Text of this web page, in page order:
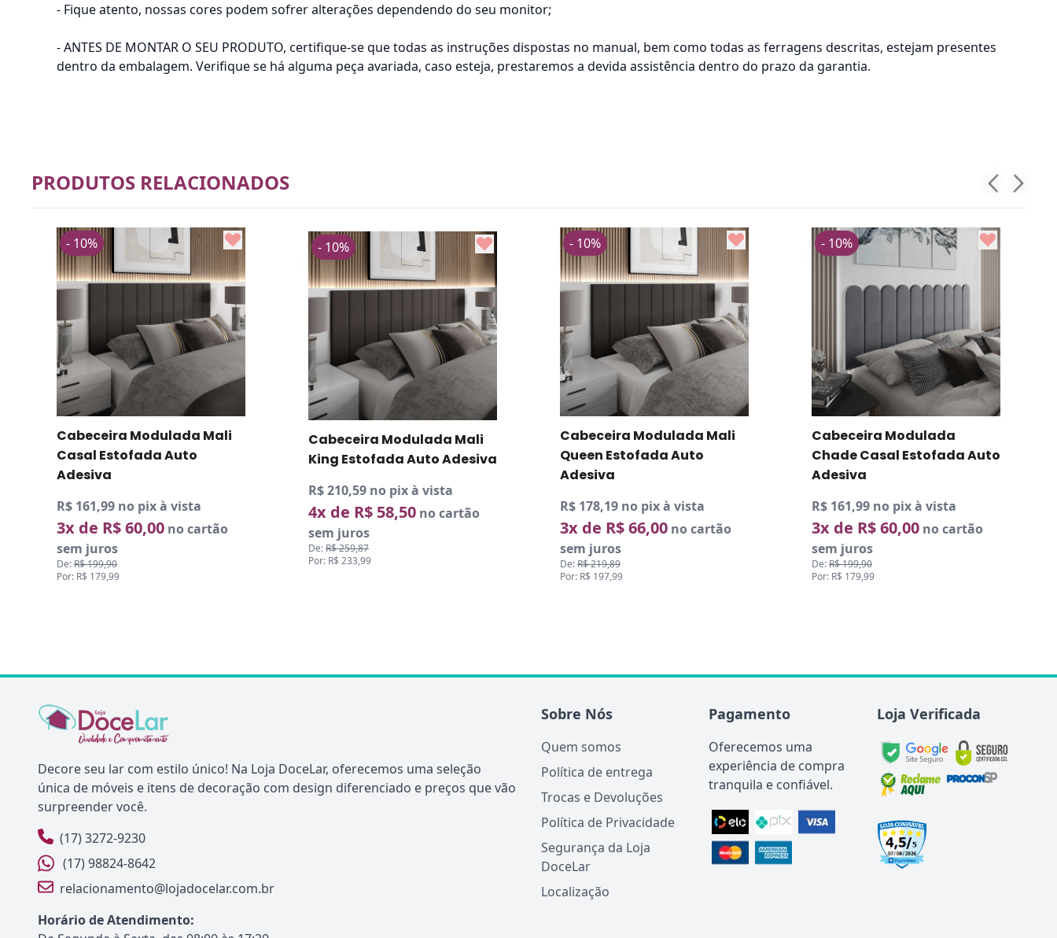
- Fique atento, nossas cores podem sofrer alterações dependendo do seu monitor;
- ANTES DE MONTAR O SEU PRODUTO, certifique-se que todas as instruções dispostas no manual, bem como todas as ferragens descritas, estejam presentes
dentro da embalagem. Verifique se há alguma peça avariada, caso esteja, prestaremos a devida assistência dentro do prazo da garantia.
PRODUTOS RELACIONADOS
Cabeceira Modulada Mali
King Estofada Auto Adesiva
4x de R$ 58,50no cartão
sem juros
De:R$ 259,87
Por: R$ 233,99
- 10%
Cabeceira Modulada Mali
Queen Estofada Auto
R$ 178,19 no pix à vista
3x de R$ 66,00
sem juros
De: R$ 219,89
- 10%
Cabeceira Modulada
Chade Casal Estofada Auto
Adesiva
R$ 161,99 no pix à vista
3x de R$ 60,00 no cartão
sem juros
De:R$ 199,90
Por: R$ 179,99
- 10%
Cabeceira Modulada
Chade King Estofada Auto
Adesiva
4x de R$ 58,50no cartão
sem juros
De:R$ 259,87
Por: R$ 233,99
- 10%
Decore seu lar com estilo único! Na Loja DoceLar, oferecemos uma seleção
única de móveis e itens de decoração com design diferenciado e preços que vão
surpreender você.
(17) 3272-9230
(17) 98824-8642
relacionamento@lojadocelar.com.br
Horário de Atendimento:
Sobre Nós
Quem somos
Política de entrega
Trocas e Devoluções
Política de Privacidade
Segurança da Loja
DoceLar
Localização
Pagamento
Oferecemos uma
experiência de compra
tranquila e confiável.
Loja Verificada